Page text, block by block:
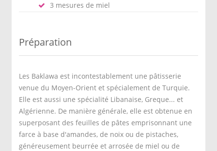
3 mesures de miel
Préparation
Les Baklawa est incontestablement une pâtisserie
venue du Moyen-Orient et spécialement de Turquie.
Elle est aussi une spécialité Libanaise, Greque... et
Algérienne. De manière générale, elle est obtenue en
superposant des feuilles de pâtes emprisonnant une
farce à base d'amandes, de noix ou de pistaches,
généreusement beurrée et arrosée de miel ou de